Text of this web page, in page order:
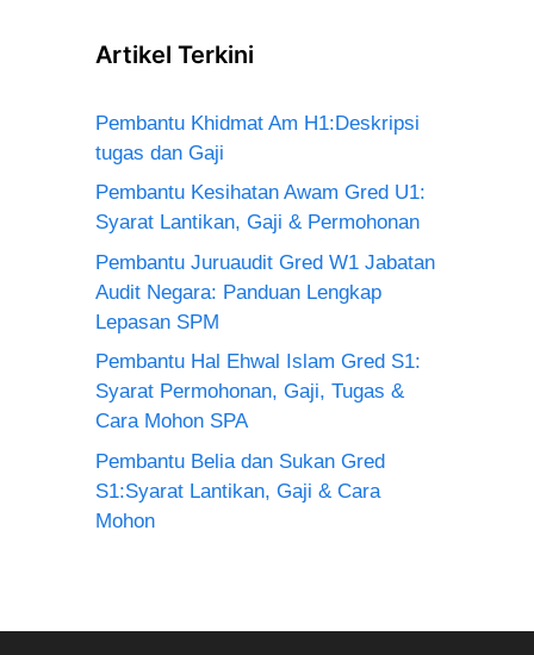
Artikel Terkini
Pembantu Khidmat Am H1:Deskripsi
tugas dan Gaji
Pembantu Kesihatan Awam Gred U1:
Syarat Lantikan, Gaji & Permohonan
Pembantu Juruaudit Gred W1 Jabatan
Audit Negara: Panduan Lengkap
Lepasan SPM
Pembantu Hal Ehwal Islam Gred S1:
Syarat Permohonan, Gaji, Tugas &
Cara Mohon SPA
Pembantu Belia dan Sukan Gred
S1:Syarat Lantikan, Gaji & Cara
Mohon